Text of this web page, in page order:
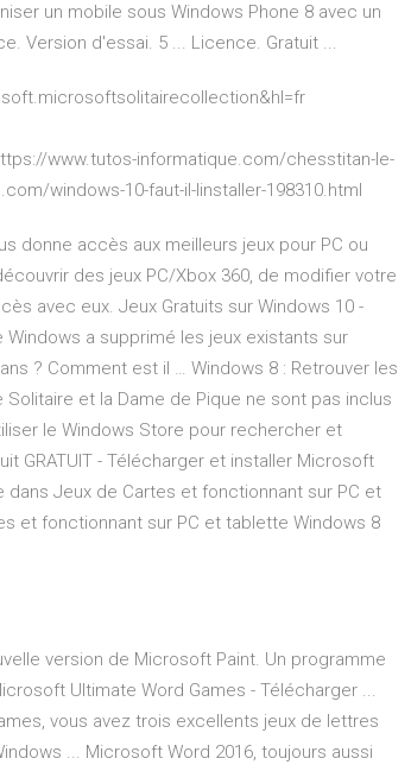
un mobile sous Windows Phone 8 avec un
Version d'essai. 5 ... Licence. Gratuit ...
www.tutos-informatique.com/chesstitan-le-
windows-10-faut-il-linstaller-198310.html
donne accès aux meilleurs jeux pour PC ou
des jeux PC/Xbox 360, de modifier votre
avec eux. Jeux Gratuits sur Windows 10 -
Windows a supprimé les jeux existants sur
? Comment est il … Windows 8 : Retrouver les
et la Dame de Pique ne sont pas inclus
le Windows Store pour rechercher et
GRATUIT - Télécharger et installer Microsoft
Jeux de Cartes et fonctionnant sur PC et
et fonctionnant sur PC et tablette Windows 8
version de Microsoft Paint. Un programme
Ultimate Word Games - Télécharger ...
vous avez trois excellents jeux de lettres
... Microsoft Word 2016, toujours aussi